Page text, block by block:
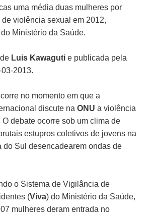
uma média duas mulheres por
de violência sexual em 2012,
Ministério da Saúde.
Luis Kawaguti e publicada pela
03-2013.
no momento em que a
discute naONUa violência
O debate ocorre sob um clima de
estupros coletivos de jovens na
do Sul desencadearem ondas de
o Sistema de Vigilância de
(Viva) do Ministério da Saúde,
mulheres deram entrada no